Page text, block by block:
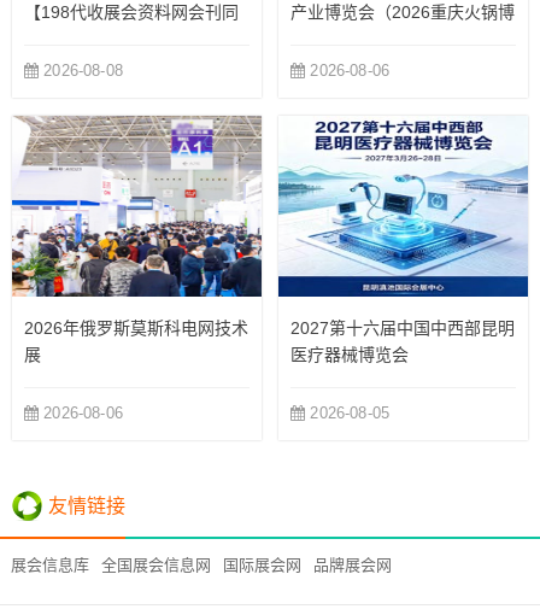
【198代收展会资料网会刊同
2026-08-08
产业博览会（2026重庆火锅博
2026-08-06
2026年俄罗斯莫斯科电网技术
展
2026-08-06
2027第十六届中国中西部昆明
医疗器械博览会
2026-08-05
友情链接
展会信息库 全国展会信息网 国际展会网 品牌展会网